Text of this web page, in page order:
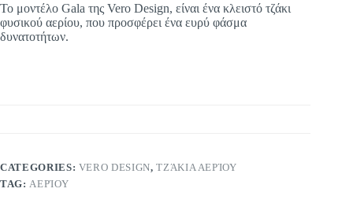
Το μοντέλο Gala της Vero Design, είναι ένα κλειστό τζάκι
φυσικού αερίου, που προσφέρει ένα ευρύ φάσμα
δυνατοτήτων.
CATEGORIES: VERO DESIGN,ΤΖΆΚΙΑ ΑΕΡΊΟΥ
TAG: ΑΕΡΊΟΥ